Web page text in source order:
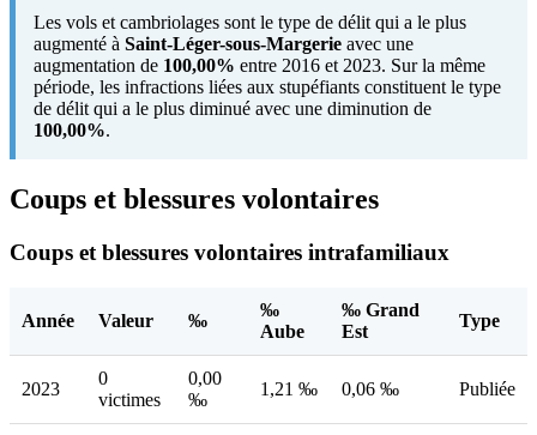
Les vols et cambriolages sont le type de délit qui a le plus
augmenté à Saint-Léger-sous-Margerie avec une
augmentation de 100,00% entre 2016 et 2023. Sur la même
période, les infractions liées aux stupéfiants constituent le type
de délit qui a le plus diminué avec une diminution de
100,00%.
Coups et blessures volontaires
Coups et blessures volontaires intrafamiliaux
Année Valeur ‰
‰
Aube
‰ Grand
Est
Type
2023
0
victimes
0,00
‰
1,21 ‰ 0,06 ‰ Publiée